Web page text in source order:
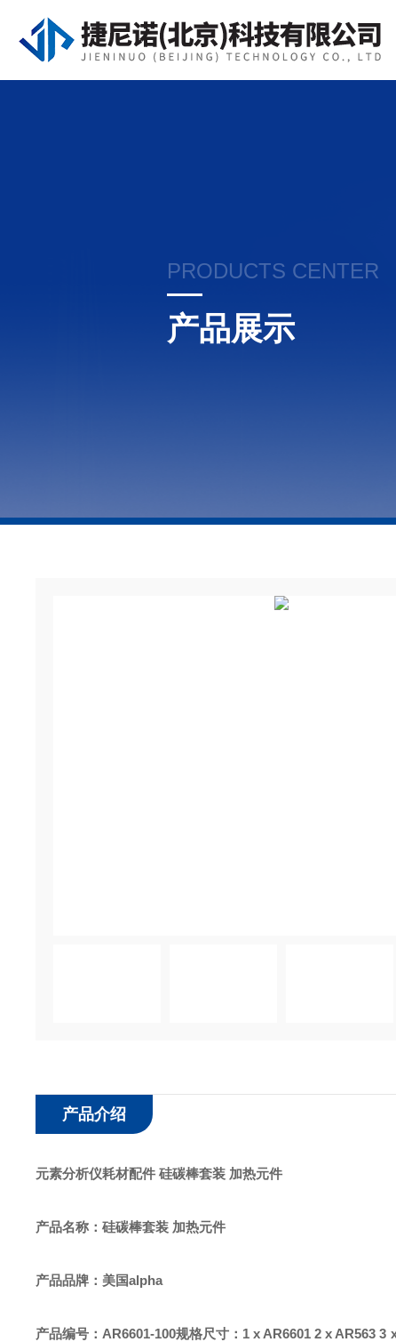
PRODUCTS CENTER
产品展示
产品介绍
元素分析仪耗材配件 硅碳棒套装 加热元件
产品名称： 硅碳棒套装 加热元件
产品品牌：美国alpha
产品编号：AR6601-100规格尺寸：1 x AR6601 2 x AR563 3